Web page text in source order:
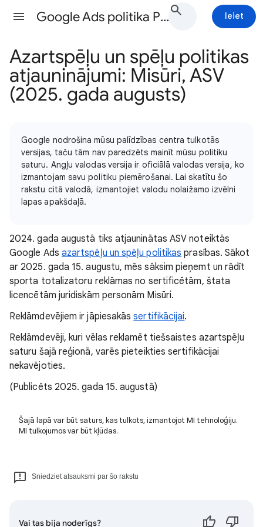
Google Ads politika Palīdzība Ieiet
Azartspēļu un spēļu politikas
atjauninājumi: Misūri, ASV
(2025. gada augusts)
Google nodrošina mūsu palīdzības centra tulkotās
versijas, taču tām nav paredzēts mainīt mūsu politiku
saturu. Angļu valodas versija ir oficiālā valodas versija, ko
izmantojam savu politiku piemērošanai. Lai skatītu šo
rakstu citā valodā, izmantojiet valodu nolaižamo izvēlni
lapas apakšdaļā.
2024. gada augustā tiks atjauninātas ASV noteiktās
Google Ads azartspēļu un spēļu politikas prasības. Sākot
ar 2025. gada 15. augustu, mēs sāksim pieņemt un rādīt
sporta totalizatoru reklāmas no sertificētām, štata
licencētām juridiskām personām Misūri.
Reklāmdevējiem ir jāpiesakāssertifikācijai.
Reklāmdevēji, kuri vēlas reklamēt tiešsaistes azartspēļu
saturu šajā reģionā, varēs pieteikties sertifikācijai
nekavējoties.
(Publicēts 2025. gada 15. augustā)
Šajā lapā var būt saturs, kas tulkots, izmantojot MI tehnoloģiju.
MI tulkojumos var būt kļūdas.
Sniedziet atsauksmi par šo rakstu
Vai tas bija noderīgs?